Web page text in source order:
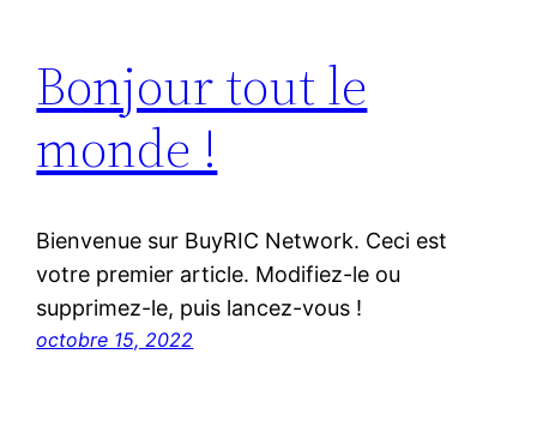
Bonjour tout le
monde !
Bienvenue sur BuyRIC Network. Ceci est
votre premier article. Modifiez-le ou
supprimez-le, puis lancez-vous !
octobre 15, 2022